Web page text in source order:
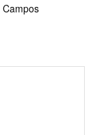
Campos